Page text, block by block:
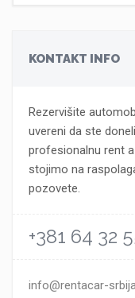
KONTAKT INFO
Rezervišite
uvereni da ste
profesionalnu rent
stojimo na
pozovete.
+381 64 32
info@rentacar-